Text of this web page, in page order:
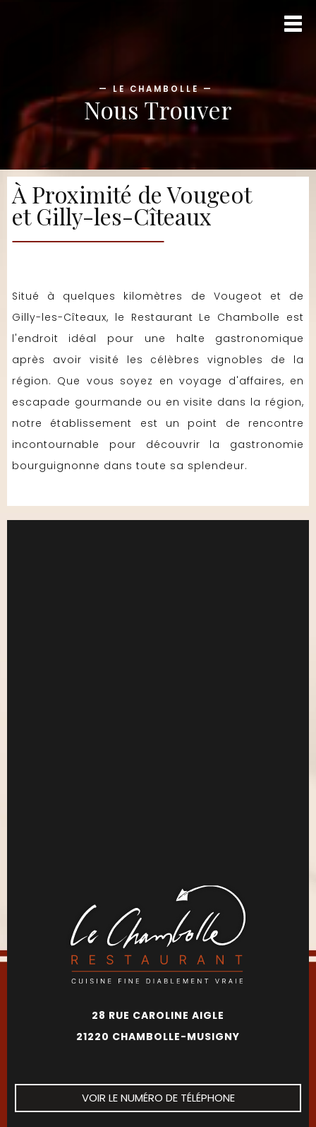
—LE CHAMBOLLE—
Nous Trouver
À Proximité de Vougeot
et Gilly-les-Cîteaux
Situé à quelques kilomètres de Vougeot et de
Gilly-les-Cîteaux, le Restaurant Le Chambolle est
l'endroit idéal pour une halte gastronomique
après avoir visité les célèbres vignobles de la
région. Que vous soyez en voyage d'affaires, en
escapade gourmande ou en visite dans la région,
notre établissement est un point de rencontre
incontournable pour découvrir la gastronomie
bourguignonne dans toute sa splendeur.
28 RUE CAROLINE AIGLE
21220 CHAMBOLLE-MUSIGNY
VOIR LE NUMÉRO DE TÉLÉPHONE